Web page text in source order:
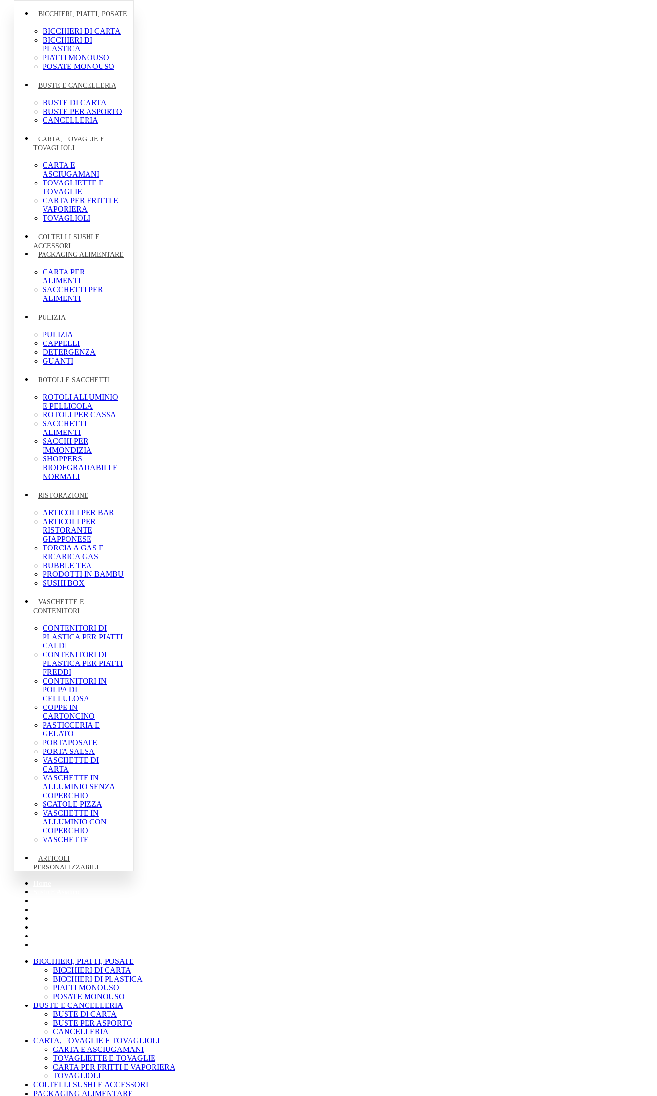
BICCHIERI, PIATTI, POSATE
BICCHIERI DI CARTA
BICCHIERI DI
PLASTICA
PIATTI MONOUSO
POSATE MONOUSO
BUSTE E CANCELLERIA
BUSTE DI CARTA
BUSTE PER ASPORTO
CANCELLERIA
CARTA, TOVAGLIE E
TOVAGLIOLI
CARTA E
ASCIUGAMANI
TOVAGLIETTE E
TOVAGLIE
CARTA PER FRITTI E
VAPORIERA
TOVAGLIOLI
COLTELLI SUSHI E
ACCESSORI
PACKAGING ALIMENTARE
CARTA PER
ALIMENTI
SACCHETTI PER
ALIMENTI
PULIZIA
PULIZIA
CAPPELLI
DETERGENZA
GUANTI
ROTOLI E SACCHETTI
ROTOLI ALLUMINIO
E PELLICOLA
ROTOLI PER CASSA
SACCHETTI
ALIMENTI
SACCHI PER
IMMONDIZIA
SHOPPERS
BIODEGRADABILI E
NORMALI
RISTORAZIONE
ARTICOLI PER BAR
ARTICOLI PER
RISTORANTE
GIAPPONESE
TORCIA A GAS E
RICARICA GAS
BUBBLE TEA
PRODOTTI IN BAMBU
SUSHI BOX
VASCHETTE E
CONTENITORI
CONTENITORI DI
PLASTICA PER PIATTI
CALDI
CONTENITORI DI
PLASTICA PER PIATTI
FREDDI
CONTENITORI IN
POLPA DI
CELLULOSA
COPPE IN
CARTONCINO
PASTICCERIA E
GELATO
PORTAPOSATE
PORTA SALSA
VASCHETTE DI
CARTA
VASCHETTE IN
ALLUMINIO SENZA
COPERCHIO
SCATOLE PIZZA
VASCHETTE IN
ALLUMINIO CON
COPERCHIO
VASCHETTE
ARTICOLI
PERSONALIZZABILI
BICCHIERI, PIATTI, POSATE
BICCHIERI DI CARTA
BICCHIERI DI PLASTICA
PIATTI MONOUSO
POSATE MONOUSO
BUSTE E CANCELLERIA
BUSTE DI CARTA
BUSTE PER ASPORTO
CANCELLERIA
CARTA, TOVAGLIE E TOVAGLIOLI
CARTA E ASCIUGAMANI
TOVAGLIETTE E TOVAGLIE
CARTA PER FRITTI E VAPORIERA
TOVAGLIOLI
COLTELLI SUSHI E ACCESSORI
PACKAGING ALIMENTARE